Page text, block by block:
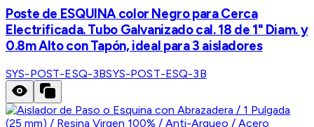
Poste de ESQUINA color Negro para Cerca
Electrificada. Tubo Galvanizado cal. 18 de 1" Diam. y
0.8m Alto con Tapón, ideal para 3 aisladores
SYS-POST-ESQ-3BSYS-POST-ESQ-3B